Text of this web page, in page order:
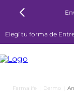
Elegí tu forma de
Dermo